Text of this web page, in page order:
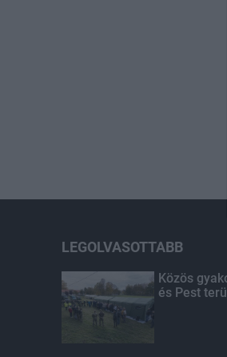
LEGOLVASOTTABB
Közös
és Pest